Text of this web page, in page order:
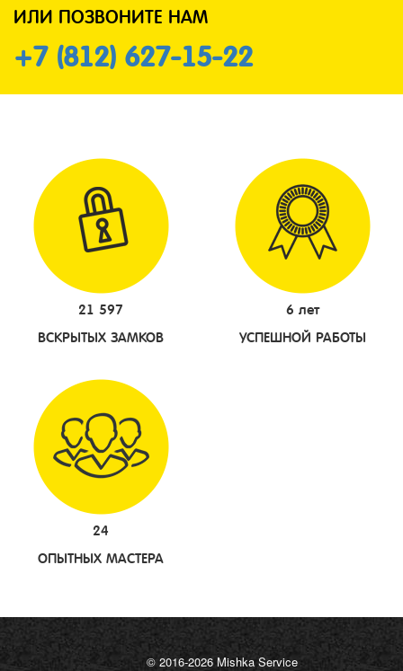
ИЛИ ПОЗВОНИТЕ НАМ
+7 (812) 627-15-22
21 597
ВСКРЫТЫХ ЗАМКОВ
6 лет
УСПЕШНОЙ РАБОТЫ
24
ОПЫТНЫХ МАСТЕРА
© 2016-2026 Mishka Service